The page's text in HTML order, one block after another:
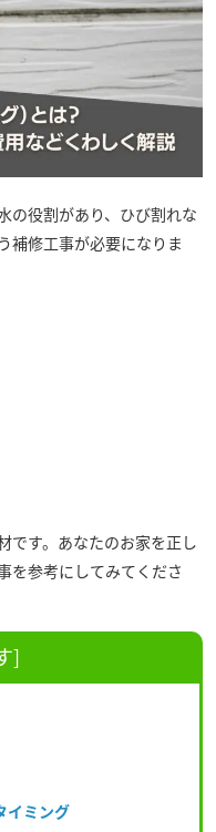
の役割があり、ひび割れな
補修工事が必要になりま
です。あなたのお家を正し
を参考にしてみてくださ
]
イミング